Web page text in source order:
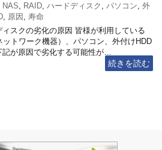
NAS RAID ハードディスク パソコン 外
原因 寿命
ィスクの劣化の原因 皆様が利用している
ットワーク機器）、パソコン、外付けHDD
記が原因で劣化する可能性が…
続きを読む